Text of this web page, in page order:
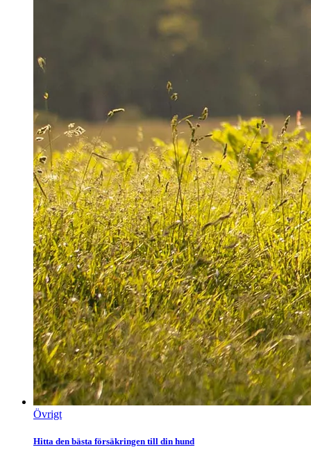
Övrigt
Hitta den bästa försäkringen till din hund